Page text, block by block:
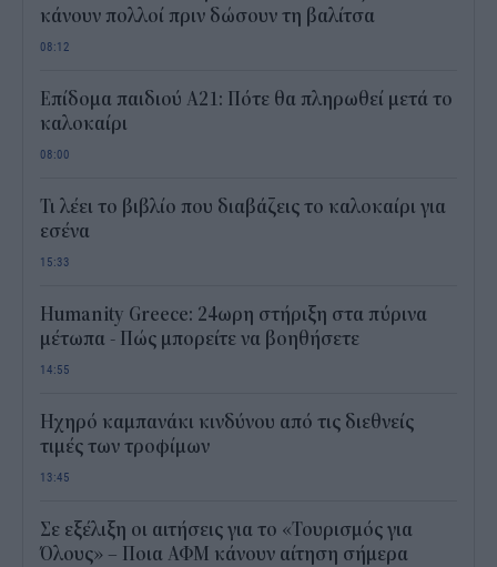
κάνουν πολλοί πριν δώσουν τη βαλίτσα
08:12
Επίδομα παιδιού Α21: Πότε θα πληρωθεί μετά το
καλοκαίρι
08:00
Τι λέει το βιβλίο που διαβάζεις το καλοκαίρι για
εσένα
15:33
Humanity Greece: 24ωρη στήριξη στα πύρινα
μέτωπα - Πώς μπορείτε να βοηθήσετε
14:55
Ηχηρό καμπανάκι κινδύνου από τις διεθνείς
τιμές των τροφίμων
13:45
Σε εξέλιξη οι αιτήσεις για το «Τουρισμός για
Όλους» – Ποια ΑΦΜ κάνουν αίτηση σήμερα